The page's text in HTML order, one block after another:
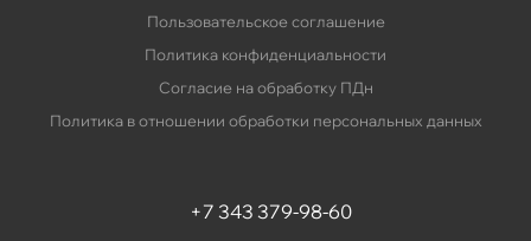
Пользовательское соглашение
Политика конфиденциальности
Согласие на обработку ПДн
Политика в отношении обработки персональных данных
+7 343 379-98-60